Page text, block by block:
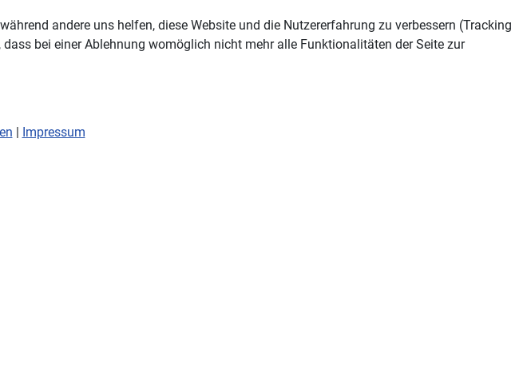
andere uns helfen, diese Website und die Nutzererfahrung zu verbessern (Tracking
bei einer Ablehnung womöglich nicht mehr alle Funktionalitäten der Seite zur
| Impressum